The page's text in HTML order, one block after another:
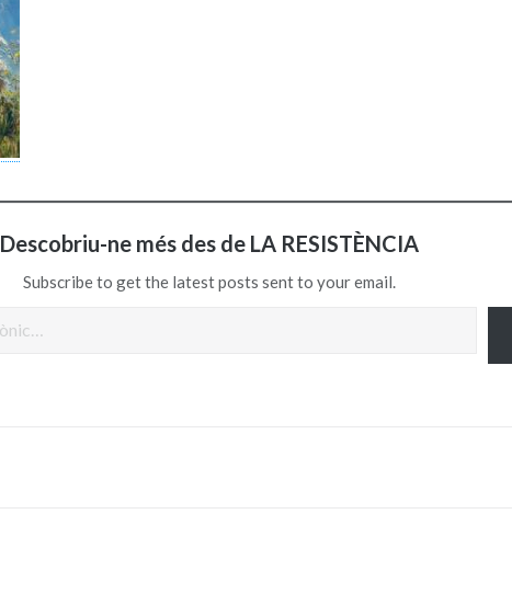
Descobriu-ne més des de LA RESISTÈNCIA
Subscribe to get the latest posts sent to your email.